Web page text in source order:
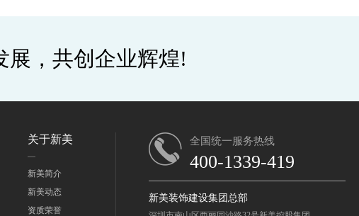
展，共创企业辉煌!
关于新美
新美简介
新美动态
资质荣誉
全国统一服务热线
400-1339-419
新美装饰建设集团总部